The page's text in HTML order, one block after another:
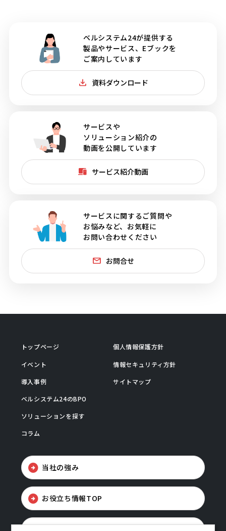
ベルシステム24が提供する
製品やサービス、Eブックを
ご案内しています
資料ダウンロード
サービスや
ソリューション紹介の
動画を公開しています
サービス紹介動画
サービスに関するご質問や
お悩みなど、お気軽に
お問い合わせください
お問合せ
トップページ
イベント
導入事例
ベルシステム24のBPO
ソリューションを探す
コラム
個人情報保護方針
情報セキュリティ方針
サイトマップ
当社の強み
お役立ち情報TOP